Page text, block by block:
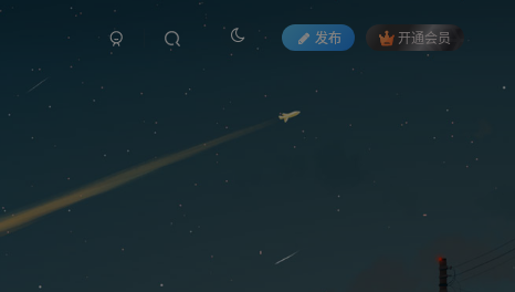
发布 开通会员